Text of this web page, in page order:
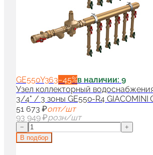
GE550Y363−45%в наличии: 9
Узел коллекторный
3/4" / 3 зоны GE550-R4 GIACOMINI
51 673 ₽опт/шт
93 949 ₽розн/шт
−
+
В подбор